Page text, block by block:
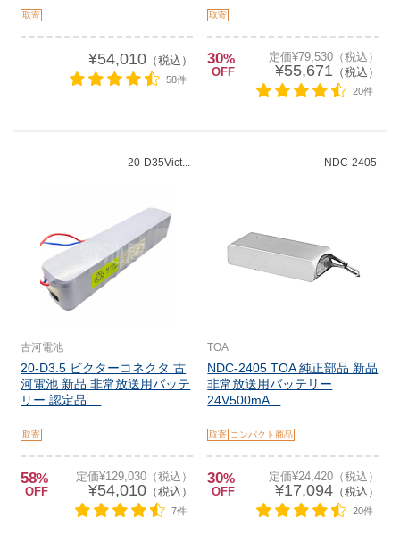
取寄
¥54,010（税込）
58件
取寄
30%
OFF
定価¥79,530（税込）
¥55,671 （税込）
20件
20-D35Vict...
古河電池
20-D3.5 ビクターコネクタ 古
河電池 新品 非常放送用バッテ
リー 認定品 ...
取寄
58%
OFF
定価¥129,030（税込）
¥54,010（税込）
7件
NDC-2405
TOA
NDC-2405 TOA 純正部品 新品
非常放送用バッテリー
24V500mA...
取寄 コンパクト商品
30%
OFF
定価¥24,420（税込）
¥17,094（税込）
20件